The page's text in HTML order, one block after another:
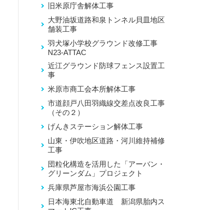
旧米原庁舎解体工事
大野油坂道路和泉トンネル貝皿地区
舗装工事
羽犬塚小学校グラウンド改修工事
N23-ATTAC
近江グラウンド防球フェンス設置工
事
米原市商工会本所解体工事
市道顔戸八田羽織線交差点改良工事
（その２）
げんきステーション解体工事
山東・伊吹地区道路・河川維持補修
工事
団粒化構造を活用した「アーバン・
グリーンダム」プロジェクト
兵庫県芦屋市海浜公園工事
日本海東北自動車道 新潟県胎内ス